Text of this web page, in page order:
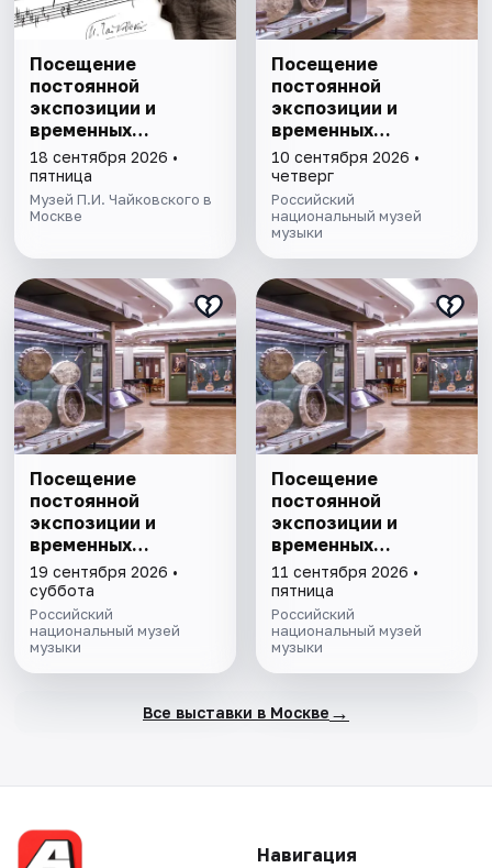
Посещение
постоянной
экспозиции и
временных
выставок музея
П.И. Чайковского
18 сентября 2026 •
пятница
Музей П.И. Чайковского в
Москве
Посещение
постоянной
экспозиции и
временных
выставок Музея
музыки
10 сентября 2026 •
четверг
Российский
национальный музей
музыки
Посещение
постоянной
экспозиции и
временных
выставок Музея
музыки
19 сентября 2026 •
суббота
Российский
национальный музей
музыки
Посещение
постоянной
экспозиции и
временных
выставок Музея
музыки
11 сентября 2026 •
пятница
Российский
национальный музей
музыки
Все выставки в Москве →
Навигация